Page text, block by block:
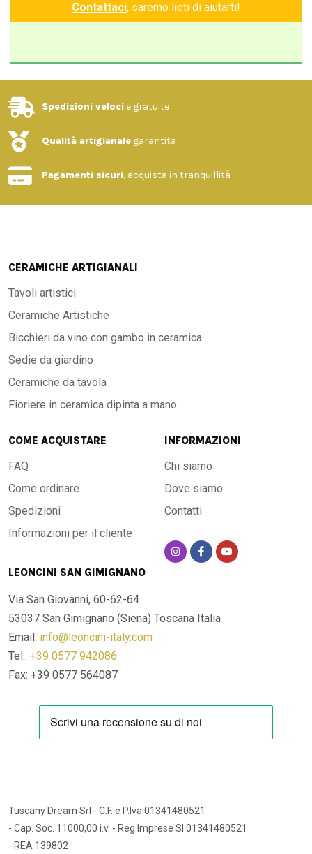
Contattaci, saremo lieti di aiutarti!
Spedizioni veloci e gratuite
Qualità artigianale garantita
Pagamenti sicuri, acquista in tranquillità
CERAMICHE ARTIGIANALI
Tavoli artistici
Ceramiche Artistiche
Bicchieri da vino con gambo in ceramica
Sedie da giardino
Ceramiche da tavola
Fioriere in ceramica dipinta a mano
COME ACQUISTARE
FAQ
Come ordinare
Spedizioni
Informazioni per il cliente
INFORMAZIONI
Chi siamo
Dove siamo
Contatti
LEONCINI SAN GIMIGNANO
Via San Giovanni, 60-62-64
53037 San Gimignano (Siena) Toscana Italia
Email: info@leoncini-italy.com
Tel.: +39 0577 942086
Fax: +39 0577 564087
Tuscany Dream Srl - C.F. e P.Iva 01341480521
- Cap. Soc. 11000,00 i.v. - Reg.Imprese SI 01341480521
- REA 139802